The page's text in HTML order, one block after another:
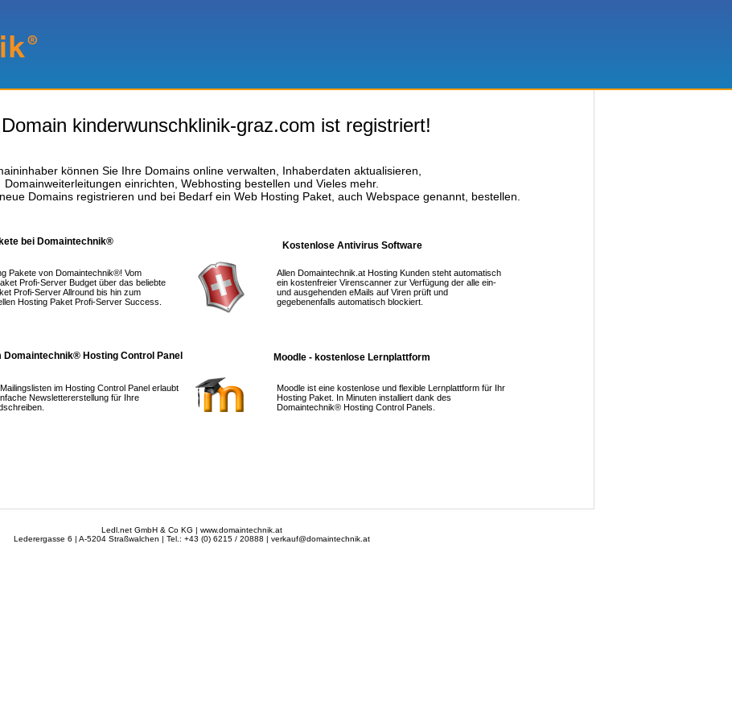
kinderwunschklinik-graz.com ist registriert!
können Sie Ihre Domains online verwalten, Inhaberdaten aktualisieren,
Domainweiterleitungen einrichten, Webhosting bestellen und Vieles mehr.
Domains registrieren und bei Bedarf ein Web Hosting Paket, auch Webspace genannt, bestellen.
bei Domaintechnik®
Pakete von Domaintechnik®! Vom
Profi-Server Budget über das beliebte
Profi-Server Allround bis hin zum
Hosting Paket Profi-Server Success.
Kostenlose Antivirus Software
Allen Domaintechnik.at Hosting Kunden steht automatisch
ein kostenfreier Virenscanner zur Verfügung der alle ein-
und ausgehenden eMails auf Viren prüft und
gegebenenfalls automatisch blockiert.
Domaintechnik® Hosting Control Panel
im Hosting Control Panel erlaubt
Newslettererstellung für Ihre
Moodle - kostenlose Lernplattform
Moodle ist eine kostenlose und flexible Lernplattform für Ihr
Hosting Paket. In Minuten installiert dank des
Domaintechnik® Hosting Control Panels.
Ledl.net GmbH & Co KG | www.domaintechnik.at
Lederergasse 6 | A-5204 Straßwalchen | Tel.: +43 (0) 6215 / 20888 | verkauf@domaintechnik.at